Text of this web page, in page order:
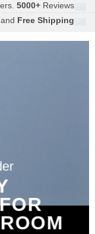
5000+ Reviews
and Free Shipping